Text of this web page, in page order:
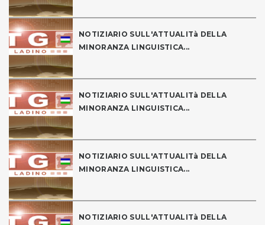
NOTIZIARIO SULL'ATTUALITà DELLA
MINORANZA LINGUISTICA...
NOTIZIARIO SULL'ATTUALITà DELLA
MINORANZA LINGUISTICA...
NOTIZIARIO SULL'ATTUALITà DELLA
MINORANZA LINGUISTICA...
NOTIZIARIO SULL'ATTUALITà DELLA